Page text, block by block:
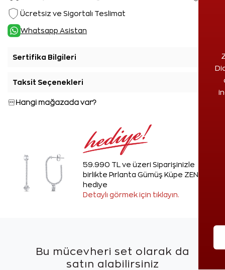
Ücretsiz ve Sigortalı Teslimat
Whatsapp Asistan
Sertifika Bilgileri
Taksit Seçenekleri
Hangi mağazada var?
59.990 TL ve üzeri Siparişinizle
birlikte Pırlanta Gümüş Küpe ZEN'den
hediye
Detaylı görmek için tıklayın.
Bu mücevheri set olarak da
satın alabilirsiniz